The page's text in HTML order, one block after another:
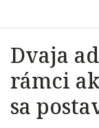
Dvaja
rámci
sa